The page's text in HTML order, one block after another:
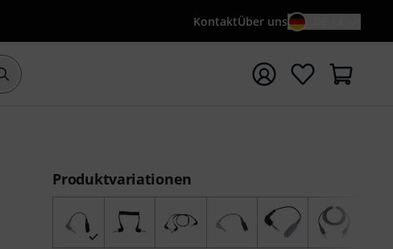
KontaktÜber uns
Suche mit Suchwort {searchTerm} starten
Produktvariationen